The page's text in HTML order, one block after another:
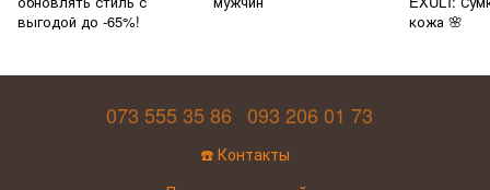
выгодой до -65%!
кожа 🌸
073 555 35 86 093 206 01 73
☎️ Контакты